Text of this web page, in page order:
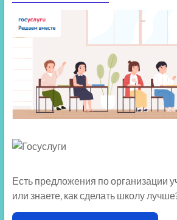
Есть предложения по организации
или знаете, как сделать школу